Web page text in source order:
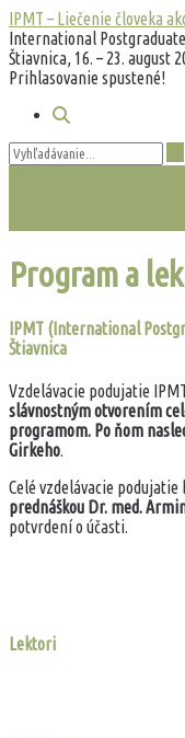
Prejsť
na
obsah
IPMT – Liečenie človeka
International
Štiavnica, 16. – 23. august
Prihlasovanie spustené!
Program a
IPMT (International
Štiavnica
Vzdelávacie podujatie
slávnostným otvorením
programom. Po ňom
Girkeho.
Celé vzdelávacie podujatie
prednáškou Dr. med.
potvrdení o účasti.
Lektori